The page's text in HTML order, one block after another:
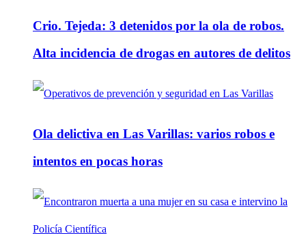
Crio. Tejeda: 3 detenidos por la ola de robos.
Alta incidencia de drogas en autores de delitos
Ola delictiva en Las Varillas: varios robos e
intentos en pocas horas